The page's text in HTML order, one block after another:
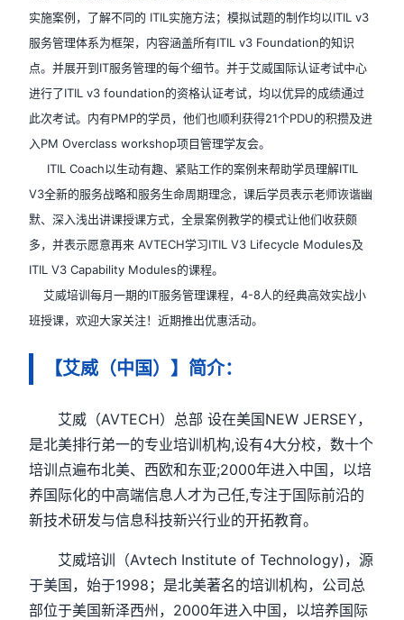
实施案例，了解不同的 ITIL实施方法；模拟试题的制作均以ITIL v3
服务管理体系为框架，内容涵盖所有ITIL v3 Foundation的知识
点。并展开到IT服务管理的每个细节。并于艾威国际认证考试中心
进行了ITIL v3 foundation的资格认证考试，均以优异的成绩通过
此次考试。内有PMP的学员，他们也顺利获得21个PDU的积攒及进
入PM Overclass workshop项目管理学友会。
ITIL Coach以生动有趣、紧贴工作的案例来帮助学员理解ITIL
V3全新的服务战略和服务生命周期理念，课后学员表示老师诙谐幽
默、深入浅出讲课授课方式，全景案例教学的模式让他们收获颇
多，并表示愿意再来 AVTECH学习ITIL V3 Lifecycle Modules及
ITIL V3 Capability Modules的课程。
艾威培训每月一期的IT服务管理课程，4-8人的经典高效实战小
班授课，欢迎大家关注！近期推出优惠活动。
【艾威（中国）】简介：
艾威（AVTECH）总部 设在美国NEW JERSEY，
是北美排行弟一的专业培训机构,设有4大分校，数十个
培训点遍布北美、西欧和东亚;2000年进入中国，以培
养国际化的中高端信息人才为己任,专注于国际前沿的
新技术研发与信息科技新兴行业的开拓教育。
艾威培训（Avtech Institute of Technology)，源
于美国，始于1998；是北美著名的培训机构，公司总
部位于美国新泽西州，2000年进入中国，以培养国际